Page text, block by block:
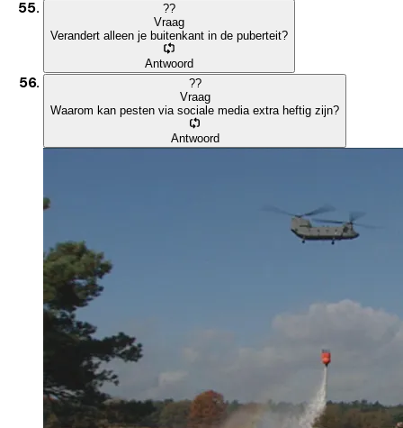
??
Vraag
Verandert alleen je buitenkant in de puberteit?
Antwoord
??
Vraag
Waarom kan pesten via sociale media extra heftig zijn?
Antwoord